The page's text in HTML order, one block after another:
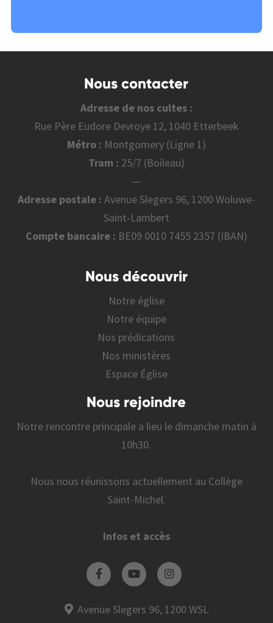
Nous contacter
Adresse de nos cultes :
Rue Père Eudore Devroye 12, 1040 Etterbeek
Métro : Montgomery (Ligne 1)
Tram : 25/7 (Boileau)
—
Adresse postale : Avenue Slegers 96, 1200 Woluwe-
Saint-Lambert
Compte bancaire : BE09 0010 7455 2357 (IBAN)
Nous découvrir
Notre église
Notre équipe
Nos prédications
Nos ministères
Espace Église
Nous rejoindre
Notre rencontre principale a lieu le dimanche matin à
10h30.
Nous nous réunissons actuellement au Collège
Saint-Michel.
Infos et accès
Avenue Slegers 96, 1200 WSL